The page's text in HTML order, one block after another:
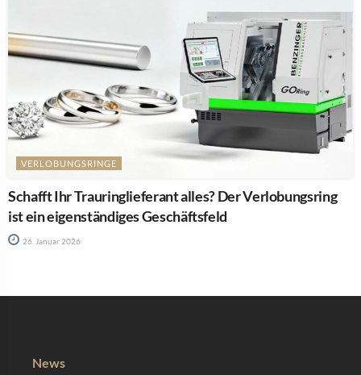
VERLOBUNGSRINGE
Schafft Ihr Trauringlieferant alles? Der Verlobungsring
ist ein eigenständiges Geschäftsfeld
26. Januar 2026
News